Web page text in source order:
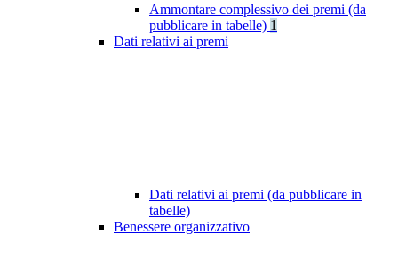
Ammontare complessivo dei premi (da
pubblicare in tabelle) 1
Dati relativi ai premi
Dati relativi ai premi (da pubblicare in
tabelle)
Benessere organizzativo